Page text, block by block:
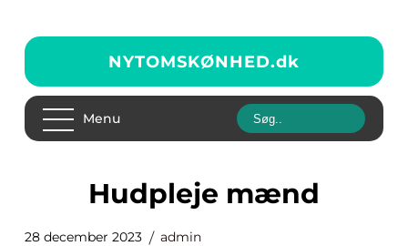
NYTOMSKØNHED.dk
Menu
hudpleje mænd
28 december 2023 admin